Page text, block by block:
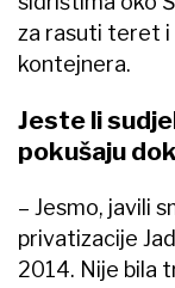
za rasuti teret i
kontejnera.
Jeste li
pokušaju
– Jesmo, javili
privatizacije
2014. Nije bila